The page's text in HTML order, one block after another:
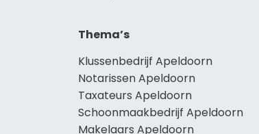
Thema’s
Klussenbedrijf Apeldoorn
Notarissen Apeldoorn
Taxateurs Apeldoorn
Schoonmaakbedrijf Apeldoorn
Makelaars Apeldoorn